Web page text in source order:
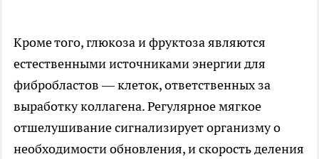
Кроме того, глюкоза и фруктоза являются
естественными источниками энергии для
фибробластов — клеток, ответственных за
выработку коллагена. Регулярное мягкое
отшелушивание сигнализирует организму о
необходимости обновления, и скорость деления